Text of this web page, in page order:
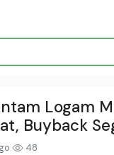
Logam
Buyback
48